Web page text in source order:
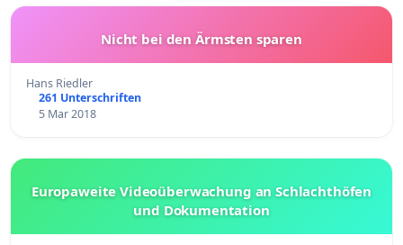
Nicht bei den Ärmsten sparen
Hans Riedler
261 Unterschriften
5 Mar 2018
Europaweite Videoüberwachung an Schlachthöfen
und Dokumentation